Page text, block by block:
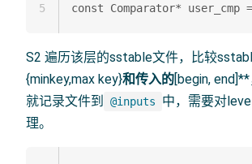
5
S2 遍历该层的sstable文件，比较
{minkey,max key}和传入的[begin,
就记录文件到
@inputs
中，需要对
理。